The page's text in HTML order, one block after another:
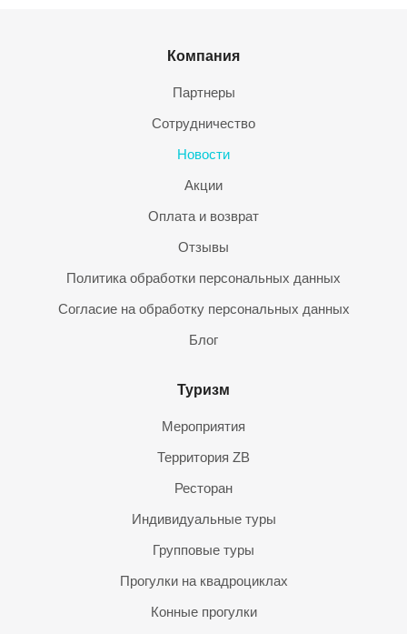
Компания
Партнеры
Сотрудничество
Новости
Акции
Оплата и возврат
Отзывы
Политика обработки персональных данных
Согласие на обработку персональных данных
Блог
Туризм
Мероприятия
Территория ZB
Ресторан
Индивидуальные туры
Групповые туры
Прогулки на квадроциклах
Конные прогулки